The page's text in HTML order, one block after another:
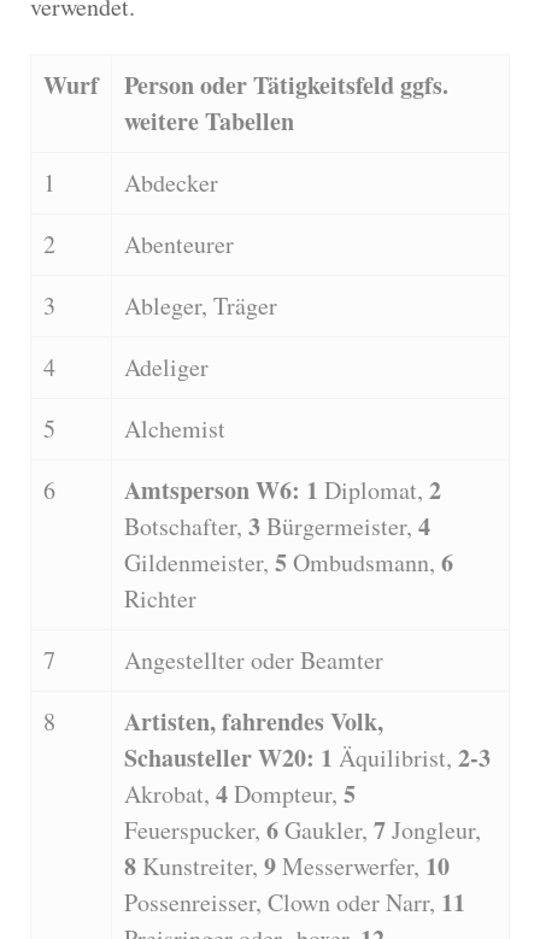
verwendet.
Wurf
Person oder Tätigkeitsfeld ggfs.
weitere Tabellen
1
Abdecker
2
Abenteurer
3
Ableger, Träger
4
Adeliger
5
Alchemist
6
Amtsperson W6: 1 Diplomat, 2
Botschafter, 3Bürgermeister, 4
Gildenmeister, 5Ombudsmann, 6
Richter
7
Angestellter oder Beamter
8
Artisten, fahrendes Volk,
Schausteller W20: 1 Äquilibrist, 2-3
Akrobat, 4Dompteur, 5
Feuerspucker, 6Gaukler, 7Jongleur,
8 Kunstreiter, 9Messerwerfer, 10
Possenreisser, Clown oder Narr, 11